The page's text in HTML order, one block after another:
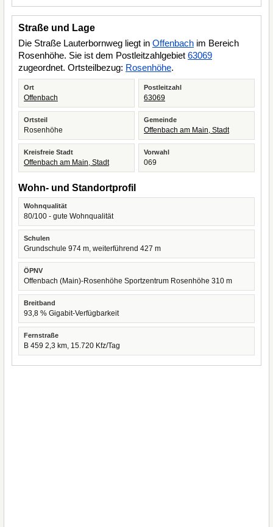
Straße und Lage
Die Straße Lauterbornweg liegt in Offenbach im Bereich
Rosenhöhe. Sie ist dem Postleitzahlgebiet 63069
zugeordnet. Ortsteilbezug: Rosenhöhe.
Ort
Offenbach
Postleitzahl
63069
Ortsteil
Rosenhöhe
Gemeinde
Offenbach am Main, Stadt
Kreisfreie Stadt
Offenbach am Main, Stadt
Vorwahl
069
Wohn- und Standortprofil
Wohnqualität
80/100 - gute Wohnqualität
Schulen
Grundschule 974 m, weiterführend 427 m
ÖPNV
Offenbach (Main)-Rosenhöhe Sportzentrum Rosenhöhe 310 m
Breitband
93,8 % Gigabit-Verfügbarkeit
Fernstraße
B 459 2,3 km, 15.720 Kfz/Tag